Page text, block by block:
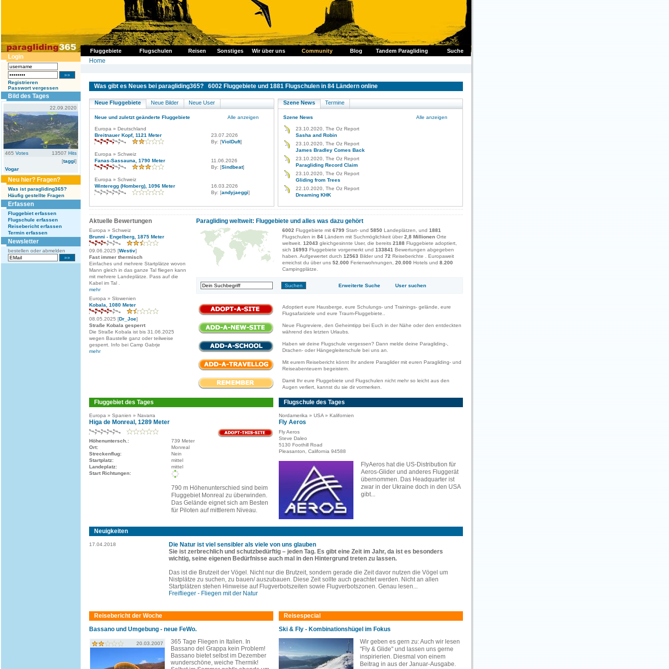
Fluggebiete Flugschulen Reisen Sonstiges Wir über uns Suche
Community Blog Tandem Paragliding
Login
Registrieren
Passwort vergessen
Bild des Tages
22.09.2020
465 Votes 13507 Hits
[taggi]
Vogar
Neu hier? Fragen?
Was ist paragliding365?
Häufig gestellte Fragen
Erfassen
Fluggebiet erfassen
Flugschule erfassen
Reisebericht erfassen
Termin erfassen
Newsletter
bestellen oder abmelden
Home
Was gibt es Neues bei paragliding365? 6002 Fluggebiete und 1881 Flugschulen in 84 Ländern online
Neue Fluggebiete Neue Bilder Neue User
Neue und zuletzt geänderte Fluggebiete Alle anzeigen
Europa » Deutschland
Breitnauer Kopf, 1121 Meter
23.07.2026
By: [ViolDuft]
Europa » Schweiz
Fanas-Sassauna, 1790 Meter
11.06.2026
By: [Sindbeat]
Europa » Schweiz
Winteregg (Homberg), 1096 Meter
16.03.2026
By: [andyjaeggi]
Szene News Termine
Szene News Alle anzeigen
23.10.2020, The Oz Report
Sasha and Robin
23.10.2020, The Oz Report
James Bradley Comes Back
23.10.2020, The Oz Report
Paragliding Record Claim
23.10.2020, The Oz Report
Gliding from Trees
22.10.2020, The Oz Report
Dreaming KHK
Aktuelle Bewertungen Paragliding weltweit: Fluggebiete und alles was dazu gehört
Europa » Schweiz
Brunni - Engelberg, 1875 Meter
09.06.2025 [Westiv]
Fast immer thermisch
Einfaches und mehrere Startplätze wovon
Mann gleich in das ganze Tal fliegen kann
mit mehrere Landeplätze. Pass auf die
Kabel im Tal .
mehr
Europa » Slowenien
Kobala, 1080 Meter
08.05.2025 [Dr_Joe]
Straße Kobala gesperrt
Die Straße Kobala ist bis 31.06.2025
wegen Baustelle ganz oder teilweise
gesperrt. Info bei Camp Gabrje
mehr
6002 Fluggebiete mit 6799 Start- und 5850 Landeplätzen, und 1881
Flugschulen in 84 Ländern mit Suchmöglichkeit über 2,8 Millionen Orte
weltweit. 12043 gleichgesinnte User, die bereits 2188 Fluggebiete adoptiert,
sich 16993 Fluggebiete vorgemerkt und 133841 Bewertungen abgegeben
haben. Aufgewertet durch 12563 Bilder und 72 Reiseberichte . Europaweit
erreichst du über uns 52.000 Ferienwohnungen, 20.000 Hotels und 8.200
Campingplätze.
Erweiterte Suche User suchen
Adoptiert eure Hausberge, eure Schulungs- und Trainings- gelände, eure
Flugsafariziele und eure Traum-Fluggebiete..
Neue Flugreviere, den Geheimtipp bei Euch in der Nähe oder den entdeckten
während des letzten Urlaubs.
Haben wir deine Flugschule vergessen? Dann melde deine Paragliding-,
Drachen- oder Hängegleiterschule bei uns an.
Mit eurem Reisebericht könnt Ihr andere Paraglider mit euren Paragliding- und
Reiseabenteuern begeistern.
Damit Ihr eure Fluggebiete und Flugschulen nicht mehr so leicht aus den
Augen verliert, kannst du sie dir vormerken.
Fluggebiet des Tages
Europa » Spanien » Navarra
Higa de Monreal, 1289 Meter
Höhenuntersch.:
739 Meter
Ort:
Monreal
Streckenflug:
Nein
Startplatz:
mittel
Landeplatz:
mittel
Start Richtungen:
790 m Höhenunterschied sind beim
Fluggebiet Monreal zu überwinden.
Das Gelände eignet sich am Besten
für Piloten auf mittlerem Niveau.
Flugschule des Tages
Nordamerika » USA » Kalifornien
Fly Aeros
Fly Aeros
Steve Daleo
5130 Foothill Road
Pleasanton, California 94588
FlyAeros hat die US-Distribution für
Aeros-Glider und anderes Fluggerät
übernommen. Das Headquarter ist
zwar in der Ukraine doch in den USA
gibt...
Neuigkeiten
17.04.2018
Die Natur ist viel sensibler als viele von uns glauben
Sie ist zerbrechlich und schutzbedürftig – jeden Tag. Es gibt eine Zeit im Jahr, da ist es besonders
wichtig, seine eigenen Bedürfnisse auch mal in den Hintergrund treten zu lassen.
Das ist die Brutzeit der Vögel. Nicht nur die Brutzeit, sondern gerade die Zeit davor nutzen die Vögel um
Nistplätze zu suchen, zu bauen/ auszubauen. Diese Zeit sollte auch geachtet werden. Nicht an allen
Startplätzen stehen Hinweise auf Flugverbotszeiten sowie Flugverbotszonen. Genau lesen...
Freiflieger - Fliegen mit der Natur
Reisebericht der Woche
Bassano und Umgebung - neue FeWo.
20.03.2007
365 Tage Fliegen in Italien. In
Bassano del Grappa kein Problem!
Bassano bietet selbst im Dezember
wunderschöne, weiche Thermik!
Reisespecial
Ski & Fly - Kombinationshügel im Fokus
Wir geben es gern zu: Auch wir lesen
"Fly & Glide" und lassen uns gerne
inspirierien. Diesmal von einem
Beitrag in aus der Januar-Ausgabe.